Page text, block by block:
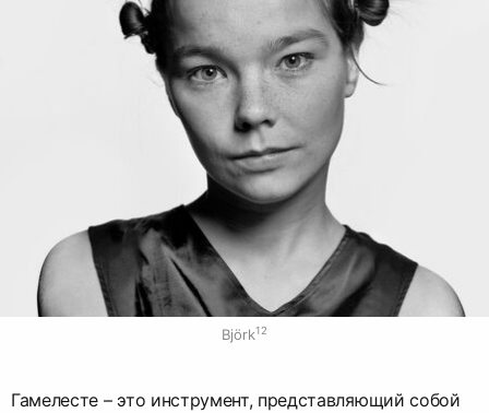
Björk12
Гамелесте – это инструмент, представляющий собой